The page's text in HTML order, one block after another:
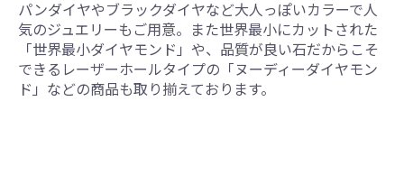
パンダイヤやブラックダイヤなど大人っぽいカラーで人
気のジュエリーもご用意。また世界最小にカットされた
「世界最小ダイヤモンド」や、品質が良い石だからこそ
できるレーザーホールタイプの「ヌーディーダイヤモン
ド」などの商品も取り揃えております。